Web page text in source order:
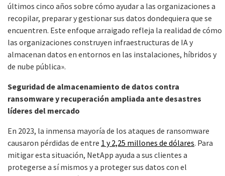
últimos cinco años sobre cómo ayudar a las organizaciones a
recopilar, preparar y gestionar sus datos dondequiera que se
encuentren. Este enfoque arraigado refleja la realidad de cómo
las organizaciones construyen infraestructuras de IA y
almacenan datos en entornos en las instalaciones, híbridos y
de nube pública».
Seguridad de almacenamiento de datos contra
ransomware y recuperación ampliada ante desastres
líderes del mercado
En 2023, la inmensa mayoría de los ataques de ransomware
causaron pérdidas de entre 1 y 2,25 millones de dólares. Para
mitigar esta situación, NetApp ayuda a sus clientes a
protegerse a sí mismos y a proteger sus datos con el